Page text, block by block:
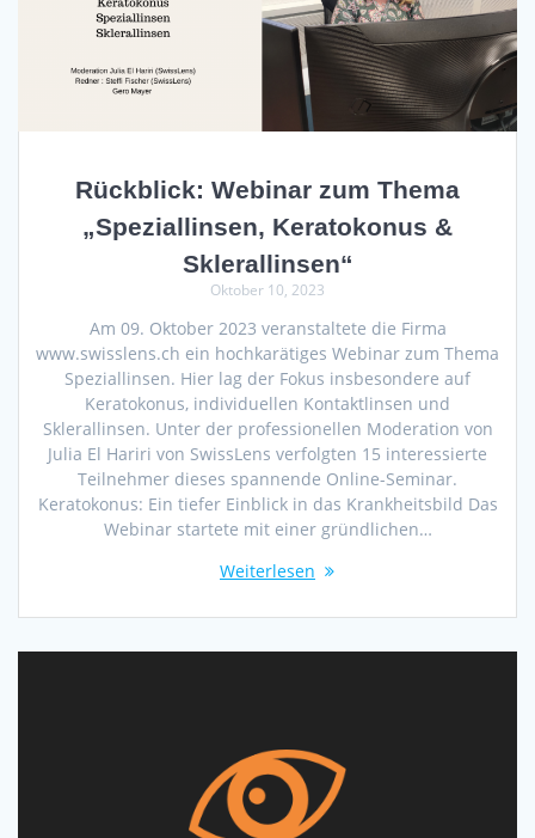
Rückblick: Webinar zum Thema
„Speziallinsen, Keratokonus &
Sklerallinsen“
Oktober 10, 2023
Am 09. Oktober 2023 veranstaltete die Firma
www.swisslens.ch ein hochkarätiges Webinar zum Thema
Speziallinsen. Hier lag der Fokus insbesondere auf
Keratokonus, individuellen Kontaktlinsen und
Sklerallinsen. Unter der professionellen Moderation von
Julia El Hariri von SwissLens verfolgten 15 interessierte
Teilnehmer dieses spannende Online-Seminar.
Keratokonus: Ein tiefer Einblick in das Krankheitsbild Das
Webinar startete mit einer gründlichen…
Weiterlesen